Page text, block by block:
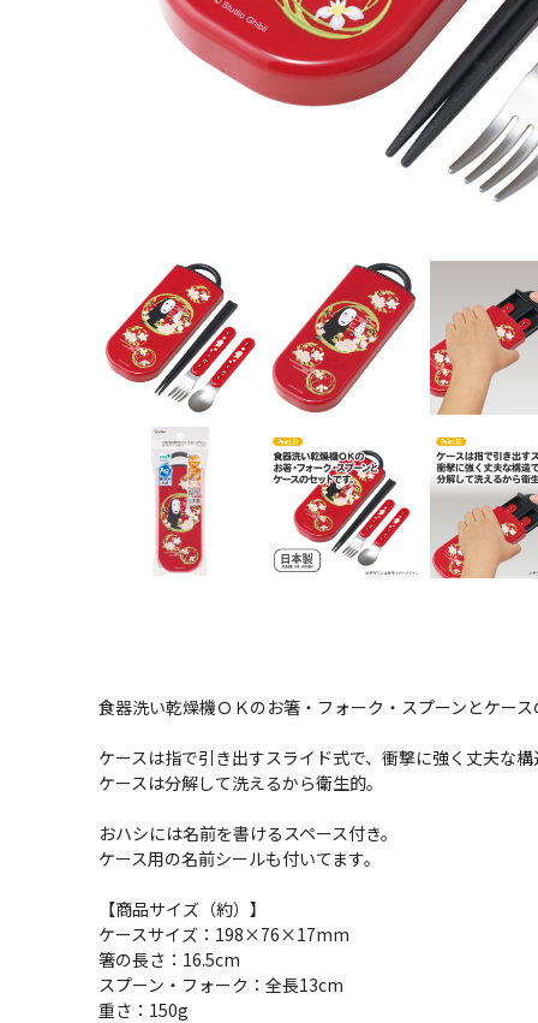
食器洗い乾燥機ＯＫのお箸・フォーク・スプーンとケー
ケースは指で引き出すスライド式で、衝撃に強く丈夫な構
ケースは分解して洗えるから衛生的。
おハシには名前を書けるスペース付き。
ケース用の名前シールも付いてます。
【商品サイズ（約）】
ケースサイズ：198×76×17mm
箸の長さ：16.5cm
スプーン・フォーク：全長13cm
重さ：150g